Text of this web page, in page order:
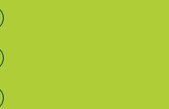
auswählen